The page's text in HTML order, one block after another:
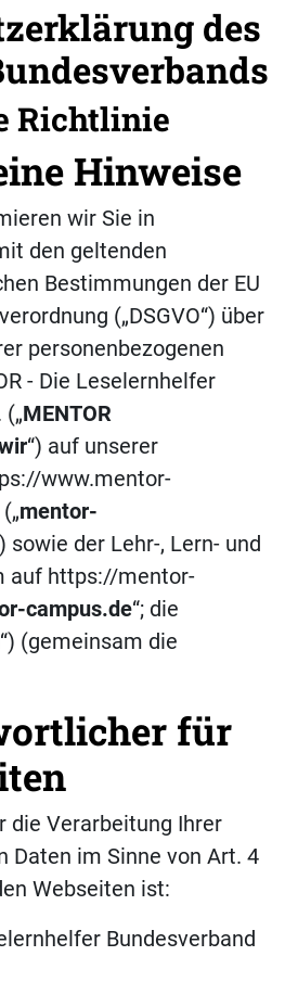
des
Richtlinie
Hinweise
wir Sie in
den geltenden
Bestimmungen der EU
(„DSGVO“) über
personenbezogenen
- Die Leselernhelfer
MENTOR
“) auf unserer
www.mentor-
mentor-
sowie der Lehr-, Lern- und
auf https://mentor-
campus.de“; die
“) (gemeinsam die
für
die Verarbeitung Ihrer
Daten im Sinne von Art. 4
Webseiten ist:
Bundesverband